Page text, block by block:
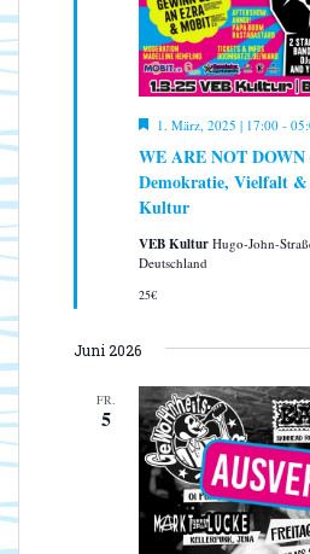
WE ARE NOT
Demokratie, Vielfalt
Kultur
H
r
v
r
e
h
o
b
1. März, 2025 | 17:00-
VEB Kultur Hugo-John-
Deutschland
25€
Juni 2026
FR.
5